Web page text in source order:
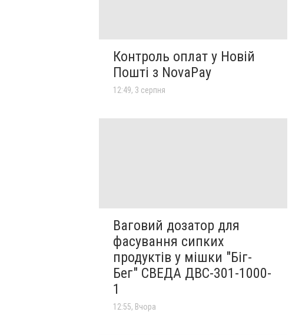
Контроль оплат у Новій
Пошті з NovaPay
12:49, 3 серпня
Ваговий дозатор для
фасування сипких
продуктів у мішки "Біг-
Бег" СВЕДА ДВС-301-1000-
1
12:55, Вчора